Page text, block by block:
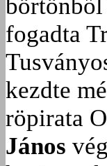
börtönből
fogadta
kezdte
röpirata
János